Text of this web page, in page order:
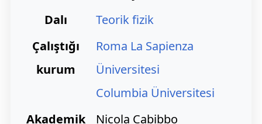
Dalı
Teorik fizik
Çalıştığı
kurum
Roma La Sapienza
Üniversitesi
Columbia Üniversitesi
Akademik
Nicola Cabibbo